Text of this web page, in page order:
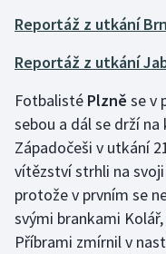
Jezdectví
Judo
Krasobruslení
Lezení
Lyže a snowboard
Moderní pětiboj
Reportáž z utkání
Reportáž z utkání
Fotbalisté Plzně se v
sebou a dál se drží
Západočeši v utkání
vítězství strhli na
protože v prvním se
svými brankami
Příbrami zmírnil v